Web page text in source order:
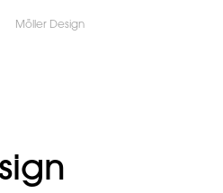
Möller Design